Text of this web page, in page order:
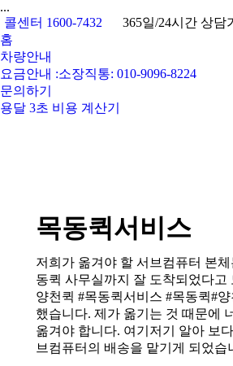
...
콜센터 1600-7432
365일/24시간 상담
홈
차량안내
요금안내 :소장직통: 010-9096-8224
문의하기
용달 3초 비용 계산기
목동퀵서비스
저희가 옮겨야 할 서브컴퓨터 본
동퀵 사무실까지 잘 도착되었다
양천퀵 #목동퀵서비스 #목동퀵#
했습니다. 제가 옮기는 것 때문에
옮겨야 합니다. 여기저기 알아 보
브컴퓨터의 배송을 맡기게 되었